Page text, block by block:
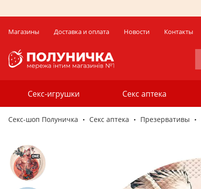
Магазины Доставка и оплата Новости Контакты
Секс-игрушки Секс аптека
Секс-шоп Полуничка Секс аптека Презервативы